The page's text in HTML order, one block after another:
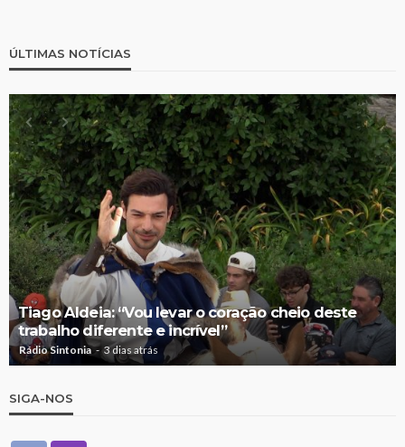
ÚLTIMAS NOTÍCIAS
Tiago Aldeia: “Vou levar o coração cheio deste
trabalho diferente e incrível”
Rádio Sintonia 3 dias atrás
SIGA-NOS